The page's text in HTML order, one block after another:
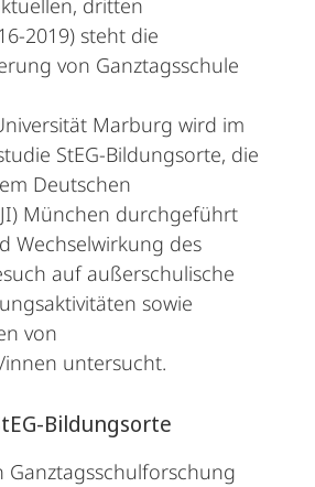
dritten
2019) steht die
von Ganztagsschule
Marburg wird im
StEG-Bildungsorte, die
Deutschen
München durchgeführt
Wechselwirkung des
auf außerschulische
sowie
von
innen untersucht.
Bildungsorte